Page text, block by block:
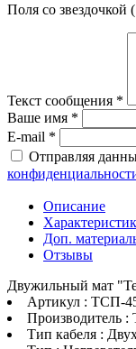
Поля со звездочкой (
Текст сообщения *
Ваше имя *
E-mail *
Отправляя
Описание
Доп.
Отзывы
Двужильный мат
Артикул : ТСП-
Тип кабеля :